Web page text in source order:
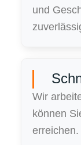
und
Wir
können
erreichen.